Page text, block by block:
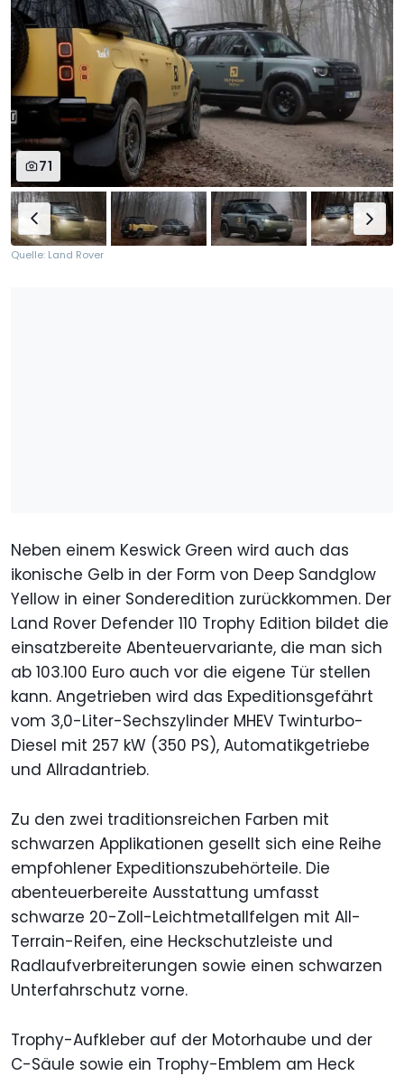
71
Quelle: Land Rover
Neben einem Keswick Green wird auch das
ikonische Gelb in der Form von Deep Sandglow
Yellow in einer Sonderedition zurückkommen. Der
Land Rover Defender 110 Trophy Edition bildet die
einsatzbereite Abenteuervariante, die man sich
ab 103.100 Euro auch vor die eigene Tür stellen
kann. Angetrieben wird das Expeditionsgefährt
vom 3,0-Liter-Sechszylinder MHEV Twinturbo-
Diesel mit 257 kW (350 PS), Automatikgetriebe
und Allradantrieb.
Zu den zwei traditionsreichen Farben mit
schwarzen Applikationen gesellt sich eine Reihe
empfohlener Expeditionszubehörteile. Die
abenteuerbereite Ausstattung umfasst
schwarze 20-Zoll-Leichtmetallfelgen mit All-
Terrain-Reifen, eine Heckschutzleiste und
Radlaufverbreiterungen sowie einen schwarzen
Unterfahrschutz vorne.
Trophy-Aufkleber auf der Motorhaube und der
C-Säule sowie ein Trophy-Emblem am Heck